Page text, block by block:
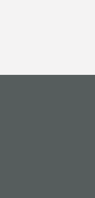
l’app di posta elettronica)
l’app di posta elettronica)